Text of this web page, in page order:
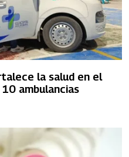
la salud en el
ambulancias